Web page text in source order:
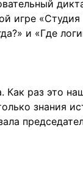
игре
и «Где
раз это
знания